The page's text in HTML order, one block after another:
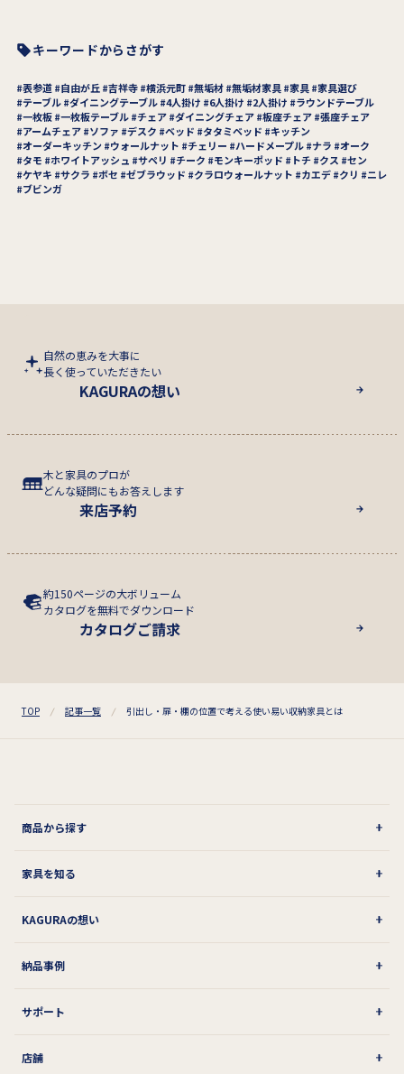
キーワードからさがす
表参道 自由が丘 吉祥寺 横浜元町 無垢材 無垢材家具 家具
家具選び
テーブル ダイニングテーブル 4人掛け 6人掛け 2人掛け
ラウンドテーブル
一枚板 一枚板テーブル チェア ダイニングチェア 板座チェア 張座チェア
アームチェア
ソファ デスク ベッド タタミベッド
キッチン
オーダーキッチン
ウォールナット チェリー ハードメープル ナラ
オーク
タモ
ホワイトアッシュ サペリ チーク モンキーポッド トチ クス
セン
ケヤキ
サクラ ボセ ゼブラウッド クラロウォールナット カエデ クリ
ニレ
ブビンガ
自然の恵みを大事に
長く使っていただきたい
KAGURAの想い
木と家具のプロが
どんな疑問にもお答えします
来店予約
約150ページの大ボリューム
カタログを無料でダウンロード
カタログご請求
TOP 記事一覧 引出し・扉・棚の位置で考える使い易い収納家具とは
商品から探す
家具を知る
KAGURAの想い
納品事例
サポート
店舗